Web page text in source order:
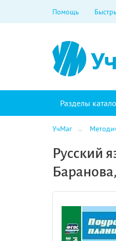
Помощь
Разделы
УчМаг
Русский